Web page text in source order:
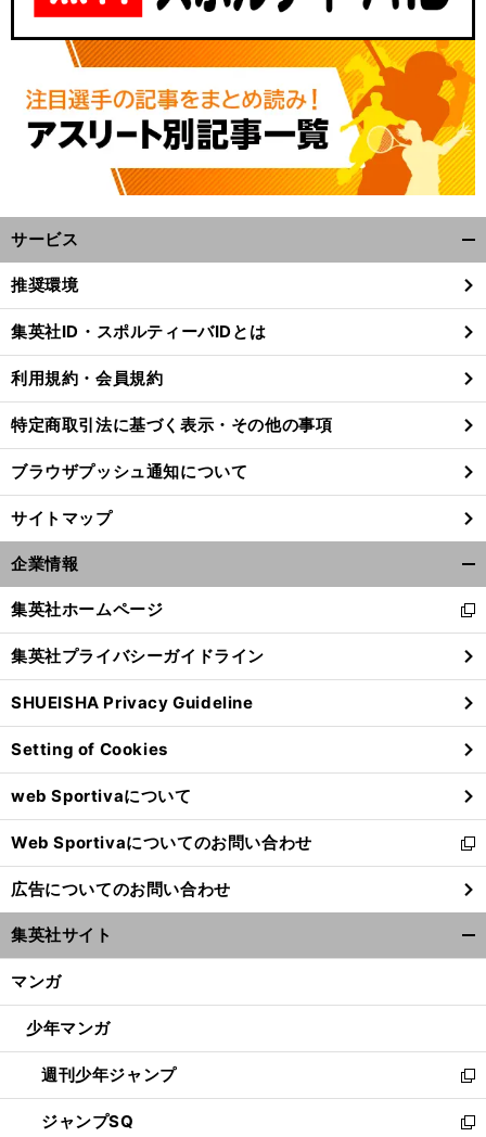
・
、
来
サービス
閉
る
推奨環境
集英社ID・スポルティーバIDとは
利用規約・会員規約
特定商取引法に基づく表示・その他の事項
ブラウザプッシュ通知について
サイトマップ
企業情報
閉
る
集英社ホームページ
新
し
い
ウ
ィ
ン
ド
ウ
で
開
く
集英社プライバシーガイドライン
SHUEISHA Privacy Guideline
Setting of Cookies
web Sportivaについて
Web Sportivaについてのお問い合わせ
新
し
い
ウ
ィ
ン
ウ
開
く
広告についてのお問い合わせ
集英社サイト
マンガ
少年マンガ
週刊少年ジャンプ
新
し
い
ジャンプSQ
新